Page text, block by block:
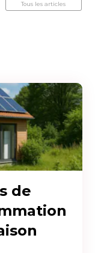
Tous les articles
de